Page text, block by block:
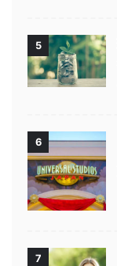
5
6
7